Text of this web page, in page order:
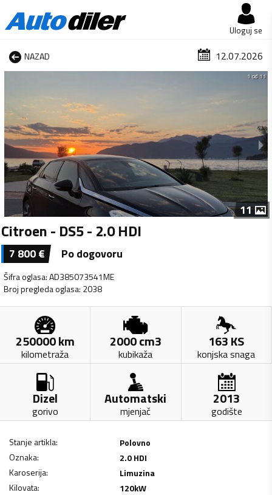
Uloguj se
NAZAD 12.07.2026
1 od 11
11
Citroen - DS5 - 2.0 HDI
7 800€ Po dogovoru
Šifra oglasa:AD385073541ME
Broj pregleda oglasa: 2038
250000km
kilometraža
2000cm3
kubikaža
163KS
konjska snaga
Dizel
gorivo
Automatski
mjenjač
2013
godište
Stanje artikla:
Polovno
Oznaka:
2.0 HDI
Karoserija:
Limuzina
Kilovata: 120kW